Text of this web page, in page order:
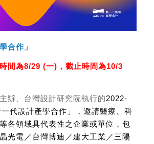
合作」
間為8/29 (一) ，截止時間為10/3
辦、台灣設計研究院執行的2022-
代設計產學合作」，邀請醫療、科
各領域具代表性之企業或單位，包
光電／台灣博迪／建大工業／三陽